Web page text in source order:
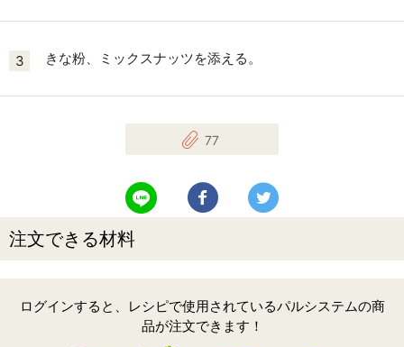
3 きな粉、ミックスナッツを添える。
77
LINEで送る Facebookでシェアする
注文できる材料
ログインすると、レシピで使用されているパルシステムの商
品が注文できます！